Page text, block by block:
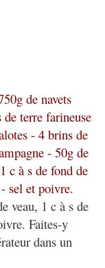
de navets
terre farineuse
- 4 brins de
- 50g de
c à s de fond de
sel et poivre.
veau, 1 c à s de
Faites-y
dans un